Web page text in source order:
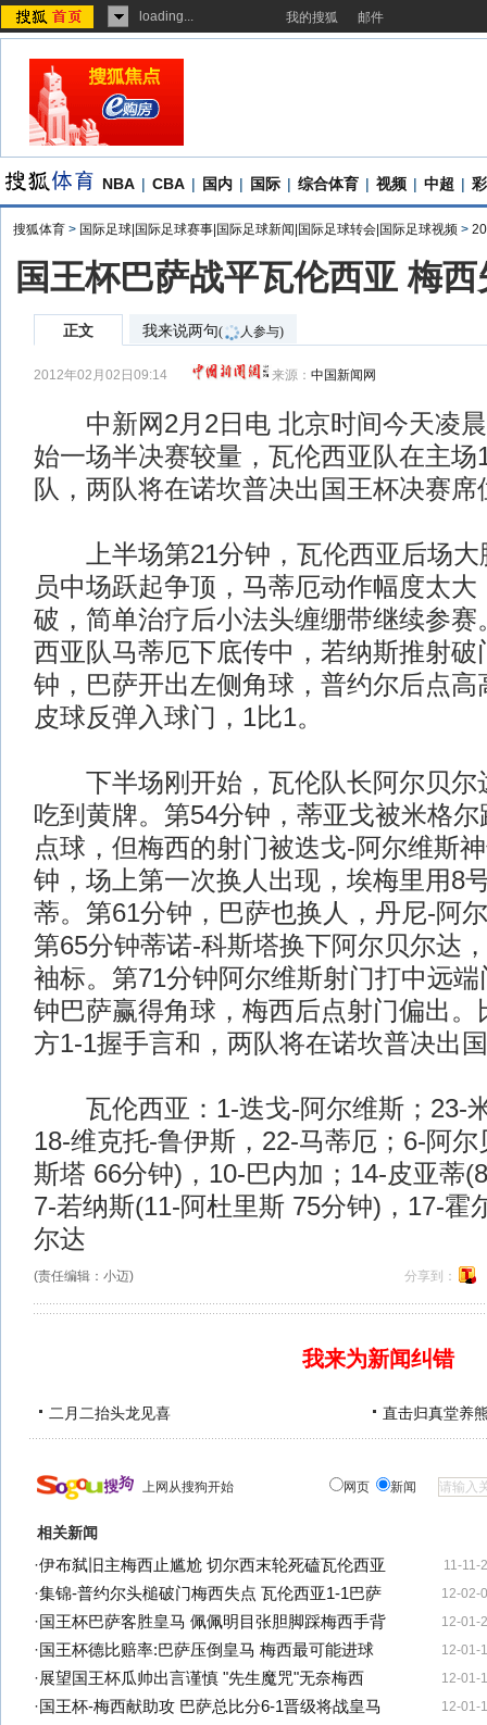
loading... 我的搜狐 邮件
NBA | CBA | 国内 | 国际 | 综合体育 | 视频 | 中超 |
搜狐体育 > 国际足球|国际足球赛事|国际足球新闻|国际足球转会|国际足球视频 >
国王杯巴萨战平瓦伦西亚 梅
正文 我来说两句( 人参与)
2012年02月02日09:14 来源： 中国新闻网
中新网2月2日电 北京时间今天凌晨
始一场半决赛较量，瓦伦西亚队在主场
队，两队将在诺坎普决出国王杯决赛席
上半场第21分钟，瓦伦西亚后场大
员中场跃起争顶，马蒂厄动作幅度太
破，简单治疗后小法头缠绷带继续参赛
西亚队马蒂厄下底传中，若纳斯推射破
钟，巴萨开出左侧角球，普约尔后点高
皮球反弹入球门，1比1。
下半场刚开始，瓦伦队长阿尔贝尔
吃到黄牌。第54分钟，蒂亚戈被米格
点球，但梅西的射门被迭戈-阿尔维斯
钟，场上第一次换人出现，埃梅里用8
蒂。第61分钟，巴萨也换人，丹尼-阿
第65分钟蒂诺-科斯塔换下阿尔贝尔达
袖标。第71分钟阿尔维斯射门打中远
钟巴萨赢得角球，梅西后点射门偏出。
方1-1握手言和，两队将在诺坎普决出
瓦伦西亚：1-迭戈-阿尔维斯；23-
18-维克托-鲁伊斯，22-马蒂厄；6-阿
斯塔 66分钟)，10-巴内加；14-皮亚蒂
7-若纳斯(11-阿杜里斯 75分钟)，17-霍
尔达
(责任编辑：小迈) 分享到：
我来为新闻纠错
二月二抬头龙见喜 直击归真堂养
上网从搜狗开始 网页 新闻
相关新闻
11-11-
·伊布弑旧主梅西止尴尬 切尔西末轮死磕瓦伦西亚
12-02-
·集锦-普约尔头槌破门梅西失点 瓦伦西亚1-1巴萨
12-01-
· 国王杯巴萨客胜皇马 佩佩明目张胆脚踩梅西手背
12-01-
· 国王杯德比赔率:巴萨压倒皇马 梅西最可能进球
12-01-
·展望国王杯瓜帅出言谨慎 "先生魔咒"无奈梅西
12-01-
· 国王杯-梅西献助攻 巴萨总比分6-1晋级将战皇马